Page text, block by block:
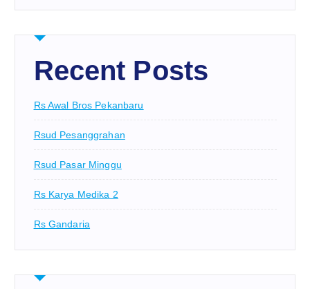
Recent Posts
Rs Awal Bros Pekanbaru
Rsud Pesanggrahan
Rsud Pasar Minggu
Rs Karya Medika 2
Rs Gandaria